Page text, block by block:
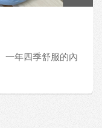
一年四季舒服的內